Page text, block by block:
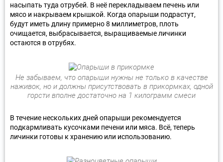
насыпать туда отрубей. В неё перекладываем печень или
мясо и накрываем крышкой. Когда опарыши подрастут,
будут иметь длину примерно 8 миллиметров, плоть
очищается, выбрасывается, выращиваемые личинки
остаются в отрубях.
Не забываем, что опарыши нужны не только в качестве
наживок, но и должны присутствовать в прикормках, одной
горсти вполне достаточно на 1 килограмм смеси
В течение нескольких дней опарыши рекомендуется
подкармливать кусочками печени или мяса. Всё, теперь
личинки готовы к хранению или использованию.